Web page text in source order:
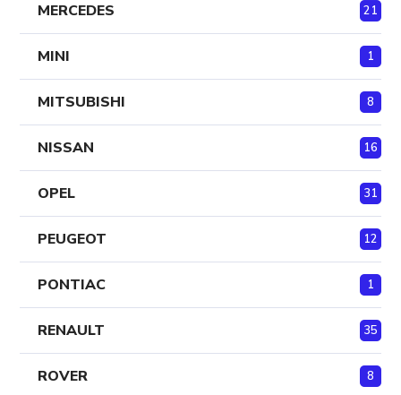
MERCEDES 21
MINI 1
MITSUBISHI 8
NISSAN 16
OPEL 31
PEUGEOT 12
PONTIAC 1
RENAULT 35
ROVER 8